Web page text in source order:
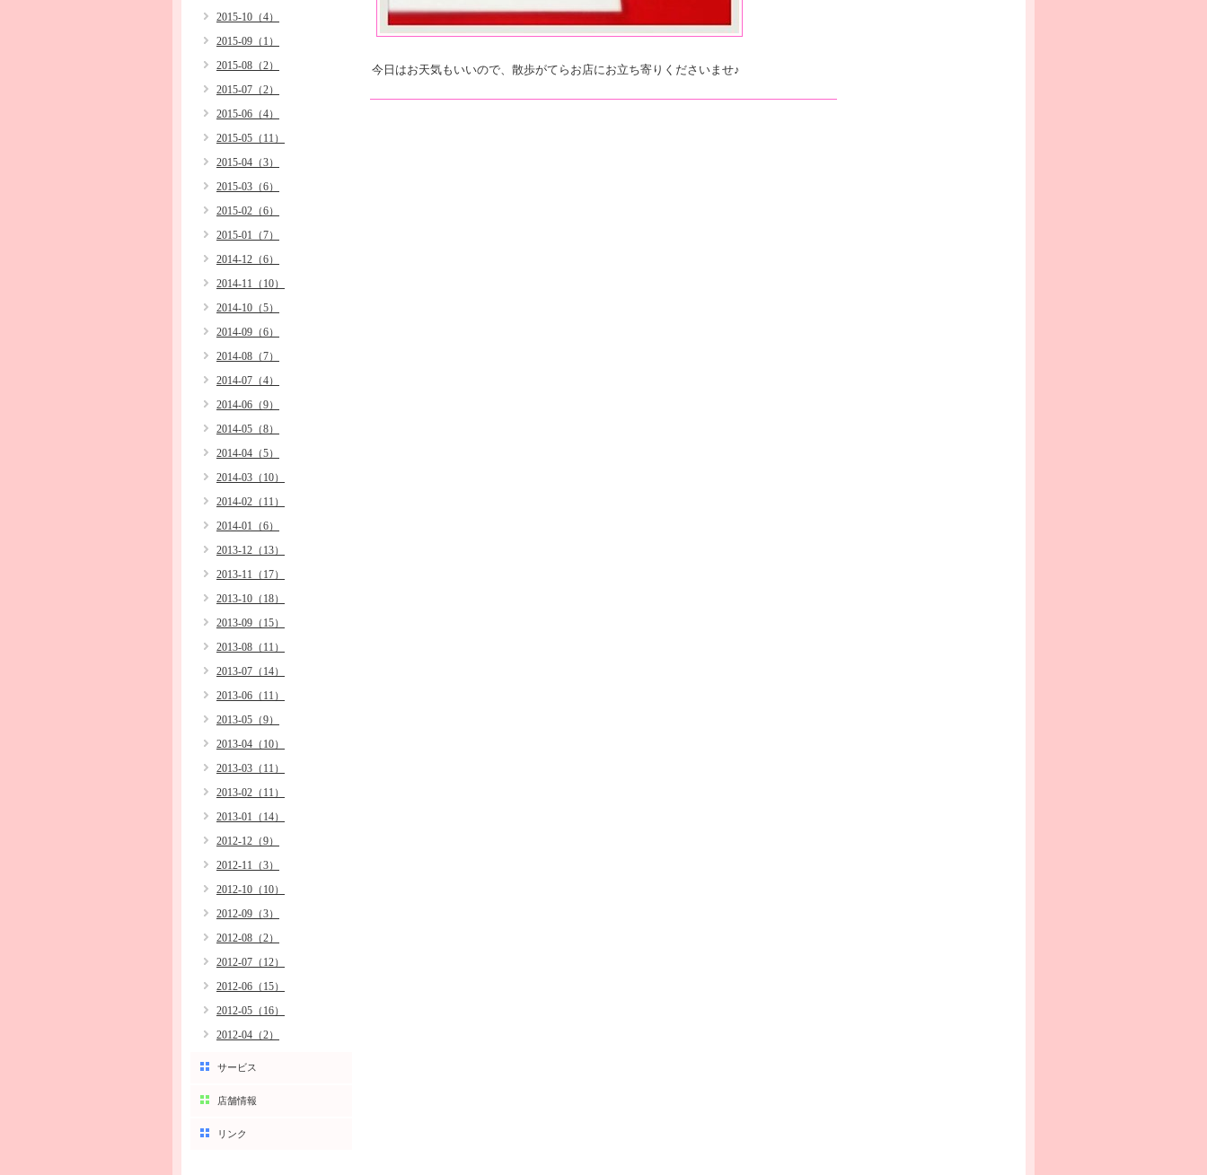
今日はお天気もいいので、散歩がてらお店にお立ち寄りくださいませ♪
2015-10（4）
2015-09（1）
2015-08（2）
2015-07（2）
2015-06（4）
2015-05（11）
2015-04（3）
2015-03（6）
2015-02（6）
2015-01（7）
2014-12（6）
2014-11（10）
2014-10（5）
2014-09（6）
2014-08（7）
2014-07（4）
2014-06（9）
2014-05（8）
2014-04（5）
2014-03（10）
2014-02（11）
2014-01（6）
2013-12（13）
2013-11（17）
2013-10（18）
2013-09（15）
2013-08（11）
2013-07（14）
2013-06（11）
2013-05（9）
2013-04（10）
2013-03（11）
2013-02（11）
2013-01（14）
2012-12（9）
2012-11（3）
2012-10（10）
2012-09（3）
2012-08（2）
2012-07（12）
2012-06（15）
2012-05（16）
2012-04（2）
サービス
店舗情報
リンク